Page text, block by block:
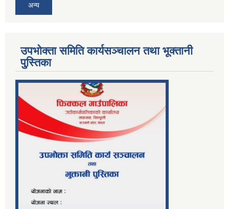
अन्य
उपभोक्ता समिति कार्यसञ्चालन तथा भूक्तानी
पु्स्तिका